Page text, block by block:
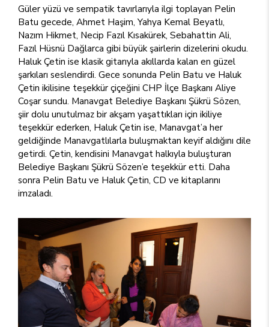
Güler yüzü ve sempatik tavırlarıyla ilgi toplayan Pelin
Batu gecede, Ahmet Haşim, Yahya Kemal Beyatlı,
Nazım Hikmet, Necip Fazıl Kısakürek, Sebahattin Ali,
Fazıl Hüsnü Dağlarca gibi büyük şairlerin dizelerini okudu.
Haluk Çetin ise klasik gitarıyla akıllarda kalan en güzel
şarkıları seslendirdi. Gece sonunda Pelin Batu ve Haluk
Çetin ikilisine teşekkür çiçeğini CHP İlçe Başkanı Aliye
Coşar sundu. Manavgat Belediye Başkanı Şükrü Sözen,
şiir dolu unutulmaz bir akşam yaşattıkları için ikiliye
teşekkür ederken, Haluk Çetin ise, Manavgat’a her
geldiğinde Manavgatlılarla buluşmaktan keyif aldığını dile
getirdi. Çetin, kendisini Manavgat halkıyla buluşturan
Belediye Başkanı Şükrü Sözen’e teşekkür etti. Daha
sonra Pelin Batu ve Haluk Çetin, CD ve kitaplarını
imzaladı.